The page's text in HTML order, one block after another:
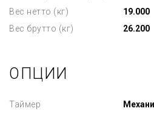
Вес нетто (кг)
19.000
Вес брутто (кг)
26.200
ОПЦИИ
Таймер